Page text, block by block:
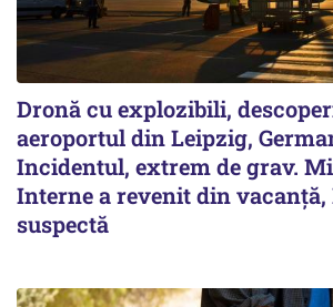
Dronă cu explozibili,
aeroportul din Leipzig,
Incidentul, extrem de grav.
Interne a revenit din vacanță,
suspectă